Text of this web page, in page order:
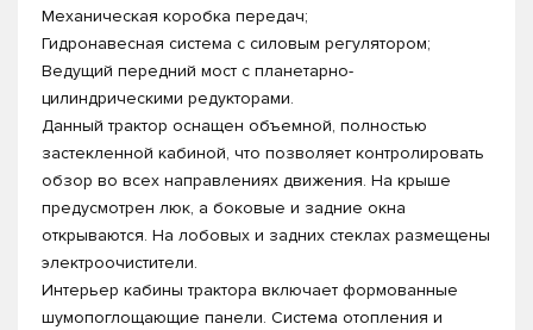
Механическая коробка передач;
Гидронавесная система с силовым регулятором;
Ведущий передний мост с планетарно-
цилиндрическими редукторами.
Данный трактор оснащен объемной, полностью
застекленной кабиной, что позволяет контролировать
обзор во всех направлениях движения. На крыше
предусмотрен люк, а боковые и задние окна
открываются. На лобовых и задних стеклах размещены
электроочистители.
Интерьер кабины трактора включает формованные
шумопоглощающие панели. Система отопления и